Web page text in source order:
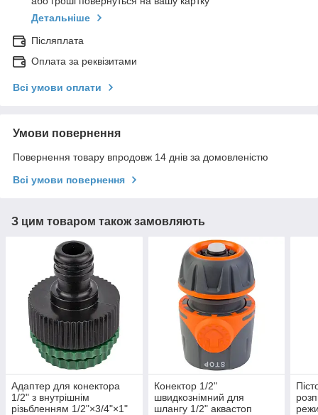
Детальніше
Післяплата
Оплата за реквізитами
Всі умови оплати
Умови повернення
Повернення товару впродовж 14 днів за домовленістю
Всі умови повернення
З цим товаром також замовляють
Адаптер для конектора
1/2" з внутрішнім
різьбленням 1/2"×3/4"×1"
Конектор 1/2"
швидкознімний для
шлангу 1/2" аквастоп